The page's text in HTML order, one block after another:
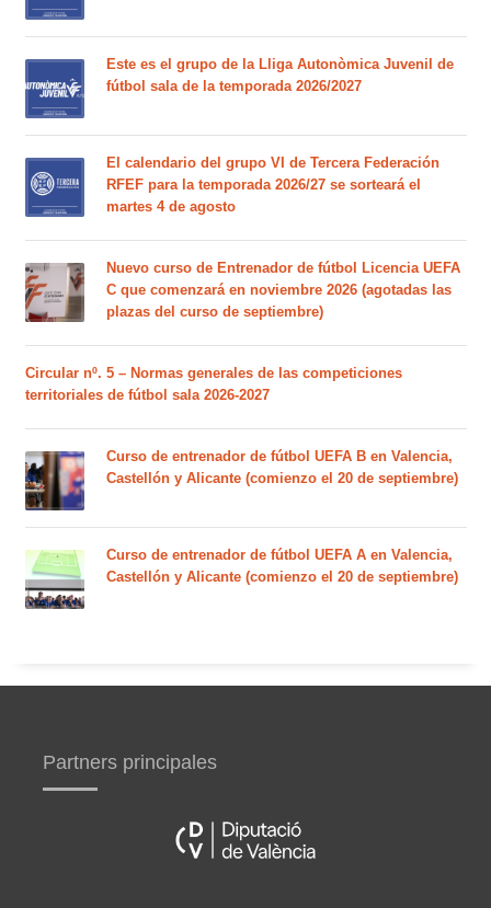
Este es el grupo de la Lliga Autonòmica Juvenil de
fútbol sala de la temporada 2026/2027
El calendario del grupo VI de Tercera Federación
RFEF para la temporada 2026/27 se sorteará el
martes 4 de agosto
Nuevo curso de Entrenador de fútbol Licencia UEFA
C que comenzará en noviembre 2026 (agotadas las
plazas del curso de septiembre)
Circular nº. 5 – Normas generales de las competiciones
territoriales de fútbol sala 2026-2027
Curso de entrenador de fútbol UEFA B en Valencia,
Castellón y Alicante (comienzo el 20 de septiembre)
Curso de entrenador de fútbol UEFA A en Valencia,
Castellón y Alicante (comienzo el 20 de septiembre)
Partners principales